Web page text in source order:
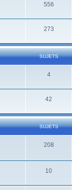
556
273
SUJETS
4
42
SUJETS
208
10